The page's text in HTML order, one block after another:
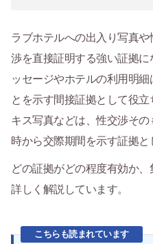
ラブホテルへの出入り写真
渉を直接証明する強い証拠
ッセージやホテルの利用明
とを示す間接証拠として役
キス写真などは、性交渉そ
時から交際期間を示す証拠と
どの証拠がどの程度有効か
詳しく解説しています。
こちらも読まれています